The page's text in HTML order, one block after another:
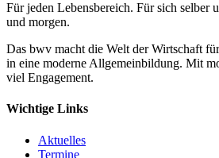
Für jeden Lebensbereich. Für sich selber
und morgen.
Das bwv macht die Welt der Wirtschaft
in eine moderne Allgemeinbildung. Mit
viel Engagement.
Wichtige Links
Aktuelles
Termine